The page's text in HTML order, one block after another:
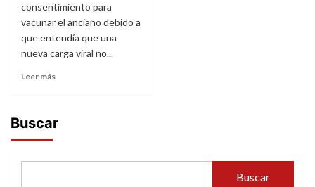
consentimiento para
vacunar el anciano debido a
que entendía que una
nueva carga viral no...
Leer más
Buscar
Buscar